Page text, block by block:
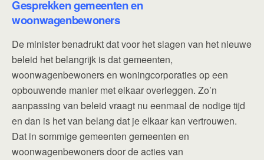
Gesprekken gemeenten en
woonwagenbewoners
De minister benadrukt dat voor het slagen van het nieuwe
beleid het belangrijk is dat gemeenten,
woonwagenbewoners en woningcorporaties op een
opbouwende manier met elkaar overleggen. Zo’n
aanpassing van beleid vraagt nu eenmaal de nodige tijd
en dan is het van belang dat je elkaar kan vertrouwen.
Dat in sommige gemeenten gemeenten en
woonwagenbewoners door de acties van